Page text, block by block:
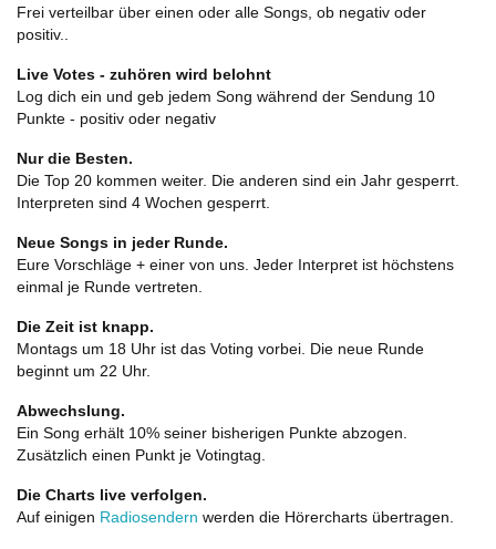
Frei verteilbar über einen oder alle Songs, ob negativ oder
positiv..
Live Votes - zuhören wird belohnt
Log dich ein und geb jedem Song während der Sendung 10
Punkte - positiv oder negativ
Nur die Besten.
Die Top 20 kommen weiter. Die anderen sind ein Jahr gesperrt.
Interpreten sind 4 Wochen gesperrt.
Neue Songs in jeder Runde.
Eure Vorschläge + einer von uns. Jeder Interpret ist höchstens
einmal je Runde vertreten.
Die Zeit ist knapp.
Montags um 18 Uhr ist das Voting vorbei. Die neue Runde
beginnt um 22 Uhr.
Abwechslung.
Ein Song erhält 10% seiner bisherigen Punkte abzogen.
Zusätzlich einen Punkt je Votingtag.
Die Charts live verfolgen.
Auf einigen Radiosendern werden die Hörercharts übertragen.